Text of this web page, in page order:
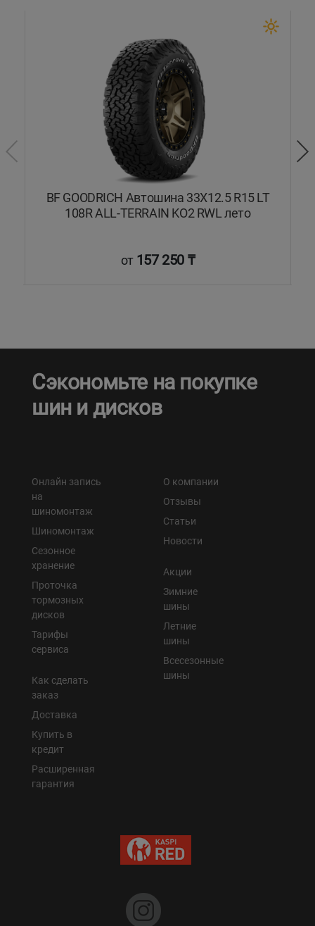
BF GOODRICH Автошина 33X12.5 R15 LT
108R ALL-TERRAIN KO2 RWL лето
от 157 250 ₸
Сэкономьте на покупке
шин и дисков
Онлайн запись
на
шиномонтаж
Шиномонтаж
Сезонное
хранение
Проточка
тормозных
дисков
Тарифы
сервиса
Как сделать
заказ
Доставка
Купить в
кредит
Расширенная
гарантия
О компании
Отзывы
Статьи
Новости
Акции
Зимние
шины
Летние
шины
Всесезонные
шины